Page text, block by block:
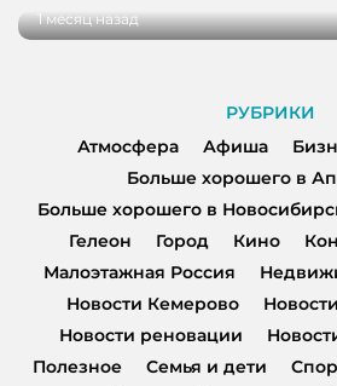
1 месяц назад
РУБРИКИ
Атмосфера
Афиша
Больше хорошего в
Больше хорошего в
Гелеон
Город Кино
Малоэтажная Россия
Новости Кемерово
Новости реновации
Полезное
Семья и дети